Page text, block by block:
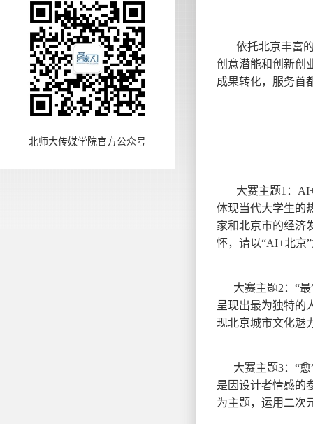
北师大传媒学院官方公众号
依托北京丰富
创意潜能和创新创
成果转化，服务首
大赛主题1：
体现当代大学生的
家和北京市的经济
怀，请以“AI+北京
大赛主题2：“最
呈现出最为独特的
现北京城市文化魅
大赛主题3：“愈
是因设计者情感的
为主题，运用二次